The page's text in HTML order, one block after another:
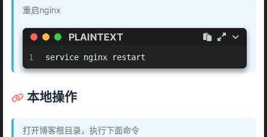
重启nginx
PLAINTEXT
1 service nginx restart
本地操作
打开博客根目录，执行下面命令